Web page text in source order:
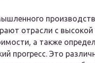
отрасли с высокой
а также
прогресс. Это